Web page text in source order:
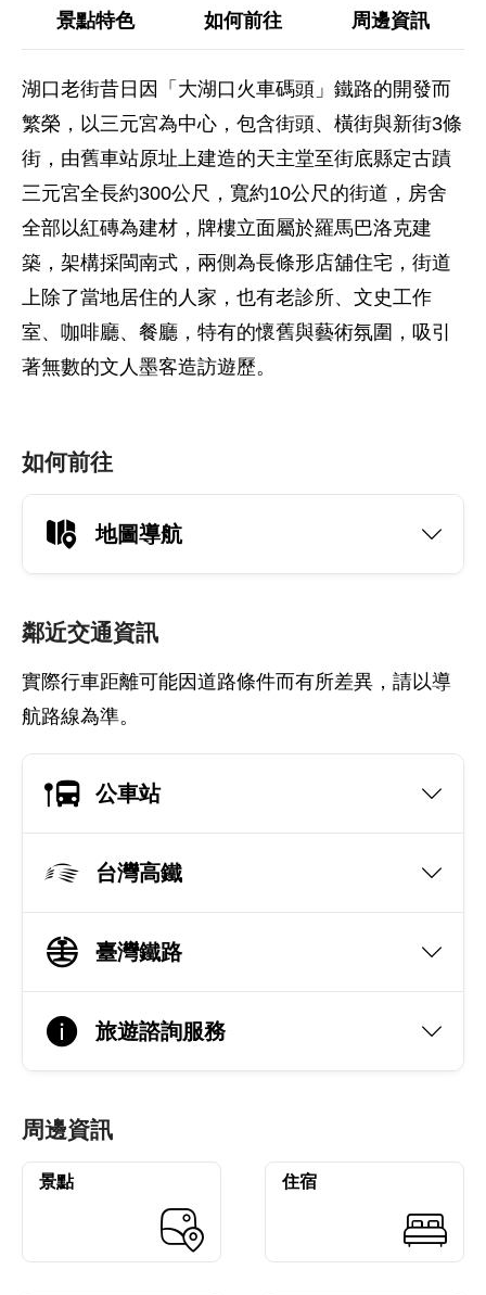
景點特色 如何前往 周邊資訊
湖口老街昔日因「大湖口火車碼頭」鐵路的開發而
繁榮，以三元宮為中心，包含街頭、橫街與新街3條
街，由舊車站原址上建造的天主堂至街底縣定古蹟
三元宮全長約300公尺，寬約10公尺的街道，房舍
全部以紅磚為建材，牌樓立面屬於羅馬巴洛克建
築，架構採閩南式，兩側為長條形店舖住宅，街道
上除了當地居住的人家，也有老診所、文史工作
室、咖啡廳、餐廳，特有的懷舊與藝術氛圍，吸引
著無數的文人墨客造訪遊歷。
如何前往
地圖導航
鄰近交通資訊
實際行車距離可能因道路條件而有所差異，請以導
航路線為準。
公車站
台灣高鐵
臺灣鐵路
旅遊諮詢服務
周邊資訊
景點 住宿